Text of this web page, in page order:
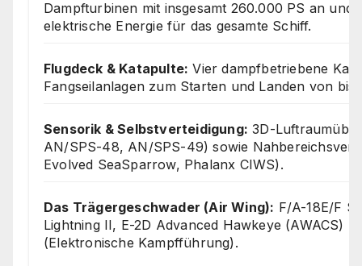
Dampfturbinen mit insgesamt 260.000 PS an und
elektrische Energie für das gesamte Schiff.
Flugdeck & Katapulte: Vier dampfbetriebene
Fangseilanlagen zum Starten und Landen von
Sensorik & Selbstverteidigung: 3D-
AN/SPS-48, AN/SPS-49) sowie
Evolved SeaSparrow, Phalanx CIWS).
Das Trägergeschwader (Air Wing): F/A-18E/F
Lightning II, E-2D Advanced Hawkeye (AWACS)
(Elektronische Kampfführung).